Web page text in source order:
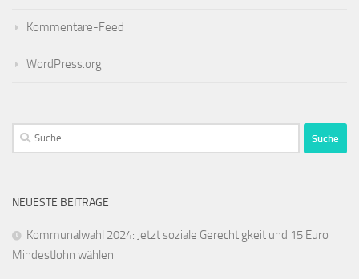
Kommentare-Feed
WordPress.org
Suche
nach:
NEUESTE BEITRÄGE
Kommunalwahl 2024: Jetzt soziale Gerechtigkeit und 15 Euro
Mindestlohn wählen